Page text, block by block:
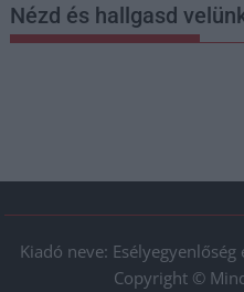
Nézd és hallgasd
Kiadó neve:
Copyright ©